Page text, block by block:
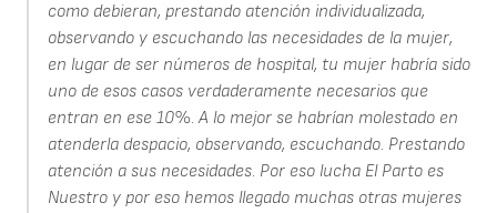
como debieran, prestando atención individualizada,
observando y escuchando las necesidades de la mujer,
en lugar de ser números de hospital, tu mujer habría sido
uno de esos casos verdaderamente necesarios que
entran en ese 10%. A lo mejor se habrían molestado en
atenderla despacio, observando, escuchando. Prestando
atención a sus necesidades. Por eso lucha El Parto es
Nuestro y por eso hemos llegado muchas otras mujeres